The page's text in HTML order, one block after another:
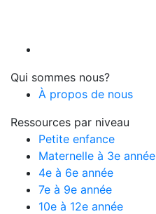
Qui sommes nous?
À propos de nous
Ressources par niveau
Petite enfance
Maternelle à 3e année
4e à 6e année
7e à 9e année
10e à 12e année